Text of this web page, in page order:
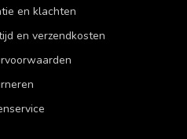
en klachten
en verzendkosten